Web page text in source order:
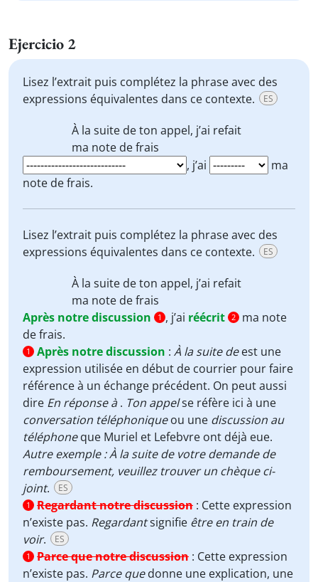
Ejercicio 2
Lisez l’extrait puis complétez la phrase avec des
expressions équivalentes dans ce contexte.
ES
À la suite deton appel, j’ai refait
ma note de frais
, j’ai
ma
note de frais.
Lisez l’extrait puis complétez la phrase avec des
expressions équivalentes dans ce contexte.
ES
À la suite deton appel, j’ai refait
ma note de frais
Après notre discussion
1 , j’ai réécrit 2
ma note
de frais.
1 Après notre discussion : À la suite deest une
expression utilisée en début de courrier pour faire
référence à un échange précédent. On peut aussi
dire En réponse à. Ton appelse réfère ici à une
conversation téléphoniqueou une discussion au
téléphoneque Muriel et Lefebvre ont déjà eue.
Autre exemple : À la suite de votre demande de
remboursement, veuillez trouver un chèque ci-
joint. ES
1 Regardant notre discussion : Cette expression
n’existe pas. Regardantsignifie être en train de
voir. ES
1 Parce que notre discussion : Cette expression
n’existe pas. Parce quedonne une explication, une